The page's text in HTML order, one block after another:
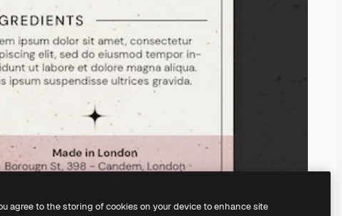
agree to the storing of cookies on your device to enhance site